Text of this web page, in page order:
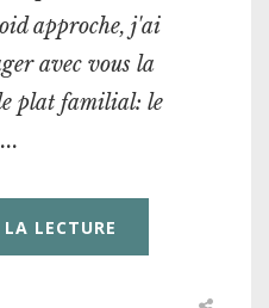
approche, j'ai
avec vous la
plat familial: le
LECTURE